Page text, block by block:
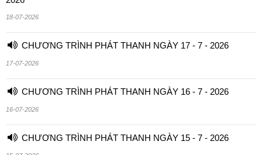
18-07-2026
CHƯƠNG TRÌNH PHÁT THANH NGÀY 17 - 7 - 2026
17-07-2026
CHƯƠNG TRÌNH PHÁT THANH NGÀY 16 - 7 - 2026
16-07-2026
CHƯƠNG TRÌNH PHÁT THANH NGÀY 15 - 7 - 2026